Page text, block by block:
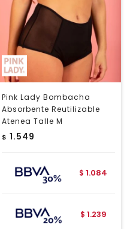
Pink Lady Bombacha
Absorbente Reutilizable
Atenea Talle M
$ 1.549
$ 1.084
$ 1.239